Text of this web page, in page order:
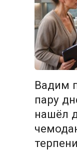
Вадим
пару
нашёл